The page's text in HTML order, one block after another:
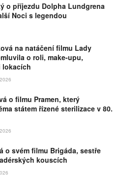
o příjezdu Dolpha Lundgrena
Noci s legendou
na natáčení filmu Lady
o roli, make-upu,
lokacích
o filmu Pramen, který
státem řízené sterilizace v 80.
o svém filmu Brigáda, sestře
kouscích